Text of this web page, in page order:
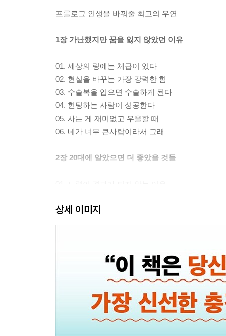
프롤로그 인생을 바꿔줄 최고의 우연
1장 가난했지만 꿈을 잃지 않았던 이유
01. 세상의 링에는 체급이 있다
02. 현실을 바꾸는 가장 강력한 힘
03. 수술복을 입으면 수술하게 된다
04. 헌팅하는 사람이 성공한다
05. 사는 게 재미없고 우울할 때
06. 네가 너무 큰사람이라서 그래
2장 20대에 알았으면 더 좋았을 것들
01. 노력이 결과가 되지 않는 이유
03. 외모가 뛰어나지 않아도 매력적인 사람들의 비
04. 친구가 발목을 잡을 때
07. 당신은 이미 완전하다
3장 매일 조금씩 나를 성장시키는 습관
01. 책은 몸으로 읽는 것이다
상세 이미지